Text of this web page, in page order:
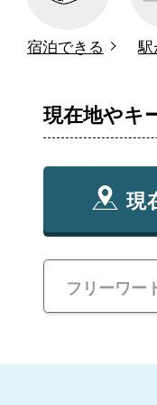
宿泊できる 駅
現在地やキ
現